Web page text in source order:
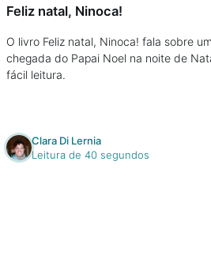
Feliz natal, Ninoca!
O livro Feliz natal, Ninoca! fala sobre
chegada do Papai Noel na noite de
fácil leitura.
Clara Di Lernia
Leitura de 40 segundos